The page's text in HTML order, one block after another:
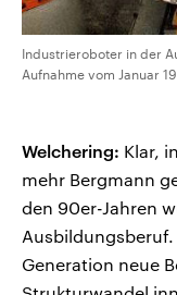
Industrieroboter in der
Aufnahme vom Januar
Welchering: Klar,
mehr Bergmann
den 90er-Jahren
Generation neue